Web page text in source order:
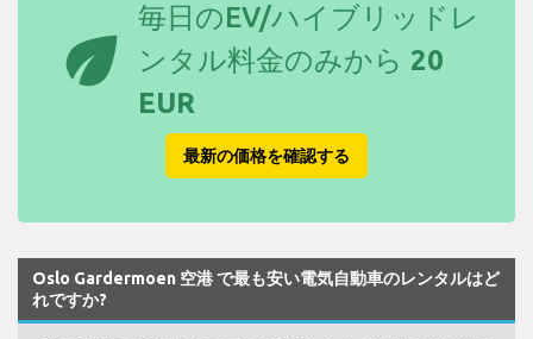
eco
毎日のEV/ハイブリッドレ
ンタル料金のみから 20
EUR
最新の価格を確認する
Oslo Gardermoen 空港 で最も安い電気自動車のレンタルはど
れですか?